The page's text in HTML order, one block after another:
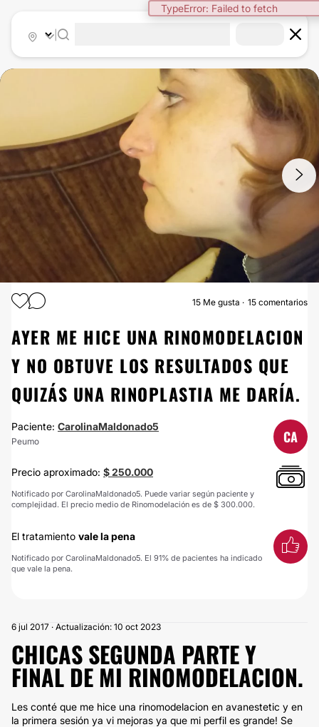
TypeError: Failed to fetch
RINOMODELACIÓN
15 Me gusta 15 comentarios
AYER ME HICE UNA RINOMODELACION
Y NO OBTUVE LOS RESULTADOS QUE
QUIZÁS UNA RINOPLASTIA ME DARÍA.
Paciente: CarolinaMaldonado5
Peumo CA
Precio aproximado: $ 250.000
Notificado por CarolinaMaldonado5. Puede variar según paciente y
complejidad. El precio medio de Rinomodelación es de $ 300.000.
El tratamiento vale la pena
Notificado por CarolinaMaldonado5. El 91% de pacientes ha indicado
que vale la pena.
6 jul 2017 · Actualización: 10 oct 2023
CHICAS SEGUNDA PARTE Y
FINAL DE MI RINOMODELACION.
Les conté que me hice una rinomodelacion en avanestetic y en
la primera sesión ya vi mejoras ya que mi perfil es grande! Se